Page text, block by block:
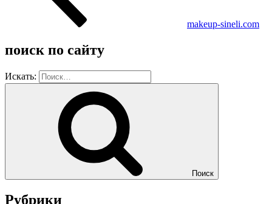
makeup-sineli.com
поиск по сайту
Искать:
Поиск
Рубрики